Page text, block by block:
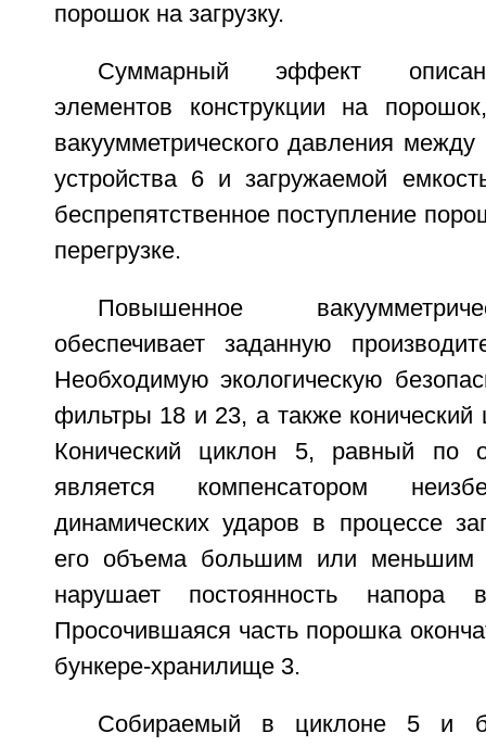
порошок на загрузку.
Суммарный эффект
элементов конструкции на
вакуумметрического давления
устройства 6 и загружаемой
беспрепятственное поступление
перегрузке.
Повышенное
обеспечивает заданную
Необходимую экологическую
фильтры 18 и 23, а также конический
Конический циклон 5, равный по
является компенсатором
динамических ударов в процессе
его объема большим или меньшим
нарушает постоянность напора
Просочившаяся часть порошка
бункере-хранилище 3.
Собираемый в циклоне 5 и